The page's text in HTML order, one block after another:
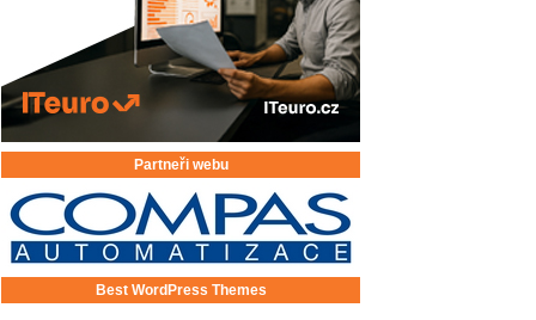
Partneři webu
Best WordPress Themes